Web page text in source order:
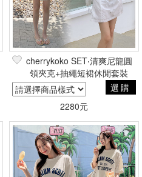
cherrykoko SET‧清爽尼龍圓
領夾克+抽繩短裙休閒套裝
選購
2280元